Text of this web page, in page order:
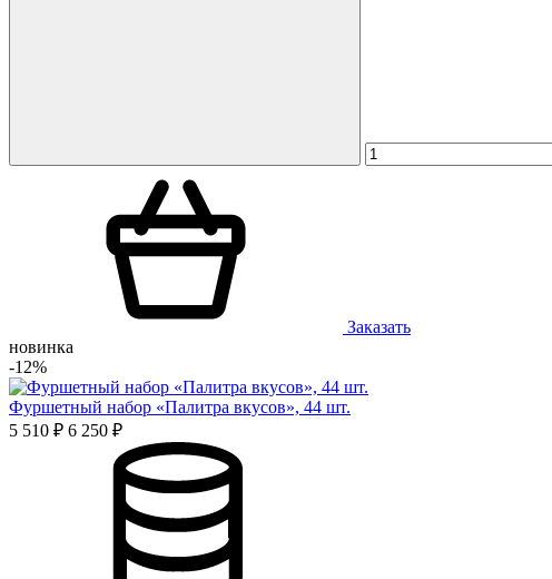
Заказать
новинка
-12%
Фуршетный набор «Палитра вкусов», 44 шт.
5 510 ₽ 6 250 ₽